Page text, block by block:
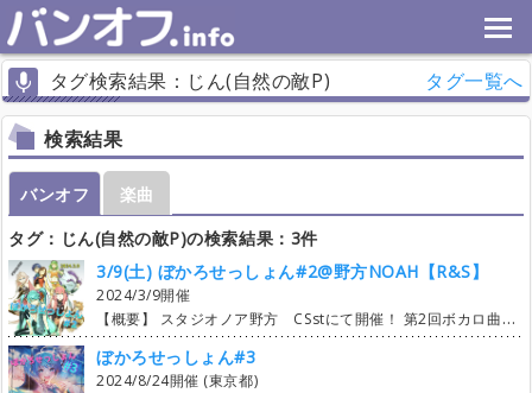
タグ検索結果：じん(自然の敵P) タグ一覧へ
検索結果
バンオフ
楽曲
タグ：じん(自然の敵P)の検索結果：3件
3/9(土) ぼかろせっしょん#2@野方NOAH【R&S】
2024/3/9開催
【概要】 スタジオノア野方 CSstにて開催！ 第2回ボカロ曲セッションイベントになります。 楽曲によっては再現の難しい曲もありますが、 バンド編成にてセッションを楽しむことが目的なので お気軽に好きな曲へエントリーしていただければと思います。 ※一部楽曲はエントリー状況で同期音源を作成する予定です。 (Gt1＝Lead Gt2＝Backing) 初心者の方、初めましての方も大歓迎です。 高校生の方は参加費1,200円です。（学生証のご掲示に限り） お友達引き連れても大歓迎！ 見学のみも可能です。（見学者は無料。自己紹介に見学の旨をコメントお願い致します。） 是非ご参加お待ちしております。 掲示板（自己紹介）交流の際はご自由にお使いください。 セッションの模様は フルレコーディング、4アングルカメラにて収録し スタジオLIVE風に編集した後 動画をYouTubeにて参加者限定に公開いたします。 参加費用のお支払いは現金にて 当日、点呼の際に回収いたします。 ★公式LINE★ https://line.me/R/ti/p/@703klwav?from=page&liff.referrer=https%3A%2F%2Ft.co%2F&accountId=703klwav 友達追加してショップカードを発行して頂くと 参加時にポイントを付与！ 5Pt貯めれば参加費用割引のクーポンがGETできます。 【詳細】 1/27 エントリー開始（1人5曲） 2/10 上限曲数解放 （1人8曲） 2/20 上限曲数解放 無制限 【スケジュール】 12:15〜12:30 集合 13:00〜17:00 セッション 17:00〜17:45 バラシ 18:00〜 打ち上げ（参加自由）
ぼかろせっしょん#3
2024/8/24開催 (東京都)